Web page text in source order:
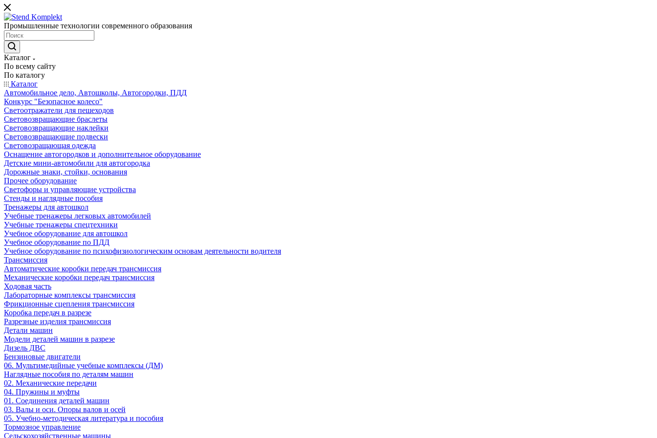
Промышленные технологии современного образования
Каталог
По всему сайту
По каталогу
Каталог
Автомобильное дело, Автошколы, Автогородки, ПДД
Конкурс "Безопасное колесо"
Светоотражатели для пешеходов
Световозвращающие браслеты
Световозвращающие наклейки
Световозвращающие подвески
Световозращающая одежда
Оснащение автогородков и дополнительное оборудование
Детские мини-автомобили для автогородка
Дорожные знаки, стойки, основания
Прочее оборудование
Светофоры и управляющие устройства
Стенды и наглядные пособия
Тренажеры для автошкол
Учебные тренажеры легковых автомобилей
Учебные тренажеры спецтехники
Учебное оборудование для автошкол
Учебное оборудование по ПДД
Учебное оборудование по психофизиологическим основам деятельности водителя
Трансмиссия
Автоматические коробки передач трансмиссия
Механические коробки передач трансмиссия
Ходовая часть
Лабораторные комплексы трансмиссия
Фрикционные сцепления трансмиссия
Коробка передач в разрезе
Разрезные изделия трансмиссия
Детали машин
Модели деталей машин в разрезе
Дизель ДВС
Бензиновые двигатели
06. Мультимедийные учебные комплексы (ДМ)
Наглядные пособия по деталям машин
02. Механические передачи
04. Пружины и муфты
01. Соединения деталей машин
03. Валы и оси. Опоры валов и осей
05. Учебно-методическая литература и пособия
Тормозное управление
Сельскохозяйственные машины